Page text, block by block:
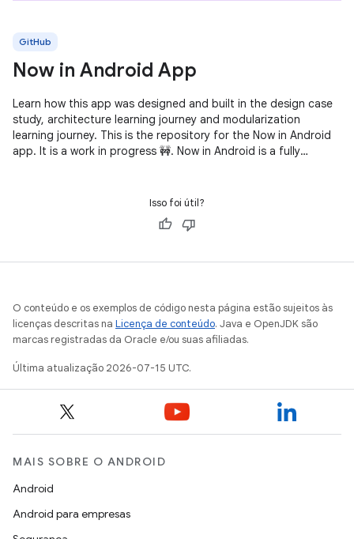
GitHub
Now in Android App
Learn how this app was designed and built in the design case
study, architecture learning journey and modularization
learning journey. This is the repository for the Now in Android
app. It is a work in progress 🚧. Now in Android is a fully
Isso foi útil?
O conteúdo e os exemplos de código nesta página estão sujeitos às
licenças descritas na Licença de conteúdo. Java e OpenJDK são
marcas registradas da Oracle e/ou suas afiliadas.
Última atualização 2026-07-15 UTC.
MAIS SOBRE O ANDROID
Android
Android para empresas